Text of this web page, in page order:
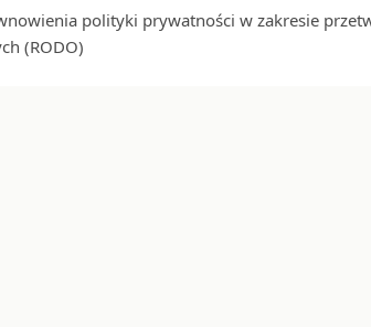
polityki prywatności w zakresie
(RODO)